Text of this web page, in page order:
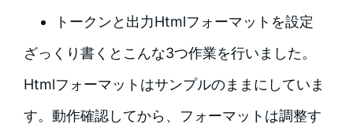
トークンと出力Htmlフォーマットを設定
ざっくり書くとこんな3つ作業を行いました。
Htmlフォーマットはサンプルのままにしていま
す。動作確認してから、フォーマットは調整す